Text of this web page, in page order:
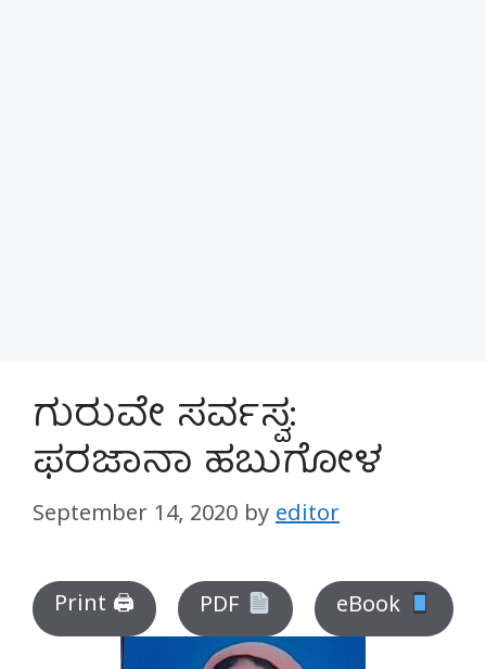
ಗುರುವೇ ಸರ್ವಸ್ವ:
ಫರಜಾನಾ ಹಬುಗೋಳ
September 14, 2020 by editor
Print 🖨 PDF eBook